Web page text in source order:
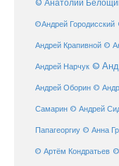
©Андрей Городисский
Андрей Крапивной ©
Андрей Нарчук ©
Андрей Оборин ©
Самарин © Андрей
Папагеоргиу © Анна
© Артём Кондратьев